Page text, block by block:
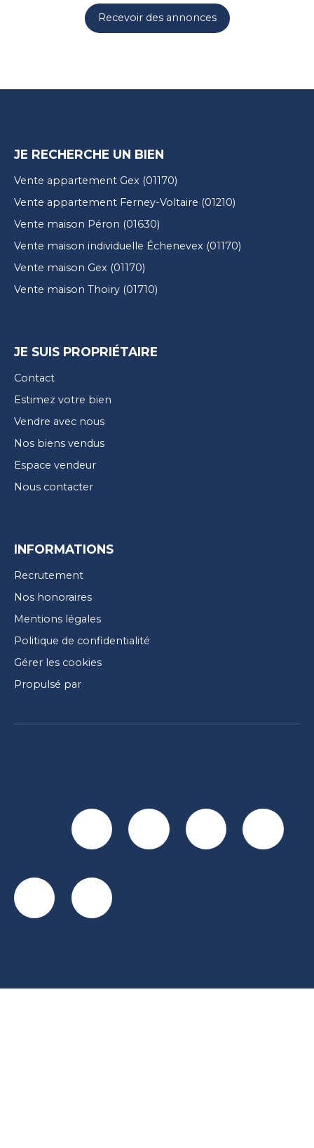
Recevoir des annonces
JE RECHERCHE UN BIEN
Vente appartement Gex (01170)
Vente appartement Ferney-Voltaire (01210)
Vente maison Péron (01630)
Vente maison individuelle Échenevex (01170)
Vente maison Gex (01170)
Vente maison Thoiry (01710)
JE SUIS PROPRIÉTAIRE
Contact
Estimez votre bien
Vendre avec nous
Nos biens vendus
Espace vendeur
Nous contacter
INFORMATIONS
Recrutement
Nos honoraires
Mentions légales
Politique de confidentialité
Gérer les cookies
Propulsé par